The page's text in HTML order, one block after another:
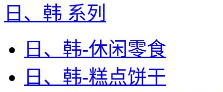
日、韩 系列
日、韩-休闲零食
日、韩-糕点饼干